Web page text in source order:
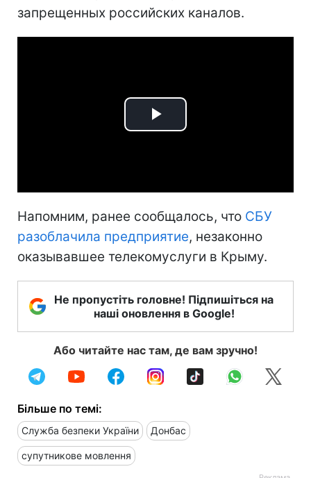
запрещенных российских каналов.
Play
Напомним, ранее сообщалось, что СБУ
разоблачила предприятие, незаконно
оказывавшее телекомуслуги в Крыму.
Не пропустіть головне! Підпишіться на
наші оновлення в Google!
Або читайте нас там, де вам зручно!
Більше по темі:
Служба безпеки України Донбас
супутникове мовлення